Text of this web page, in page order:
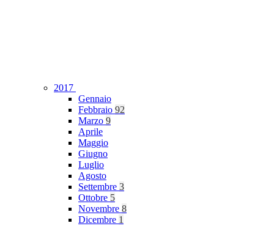
2017
Gennaio
Febbraio 92
Marzo 9
Aprile
Maggio
Giugno
Luglio
Agosto
Settembre 3
Ottobre 5
Novembre 8
Dicembre 1